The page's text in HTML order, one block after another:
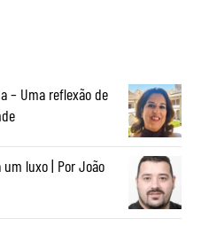
– Uma reflexão de
luxo | Por João